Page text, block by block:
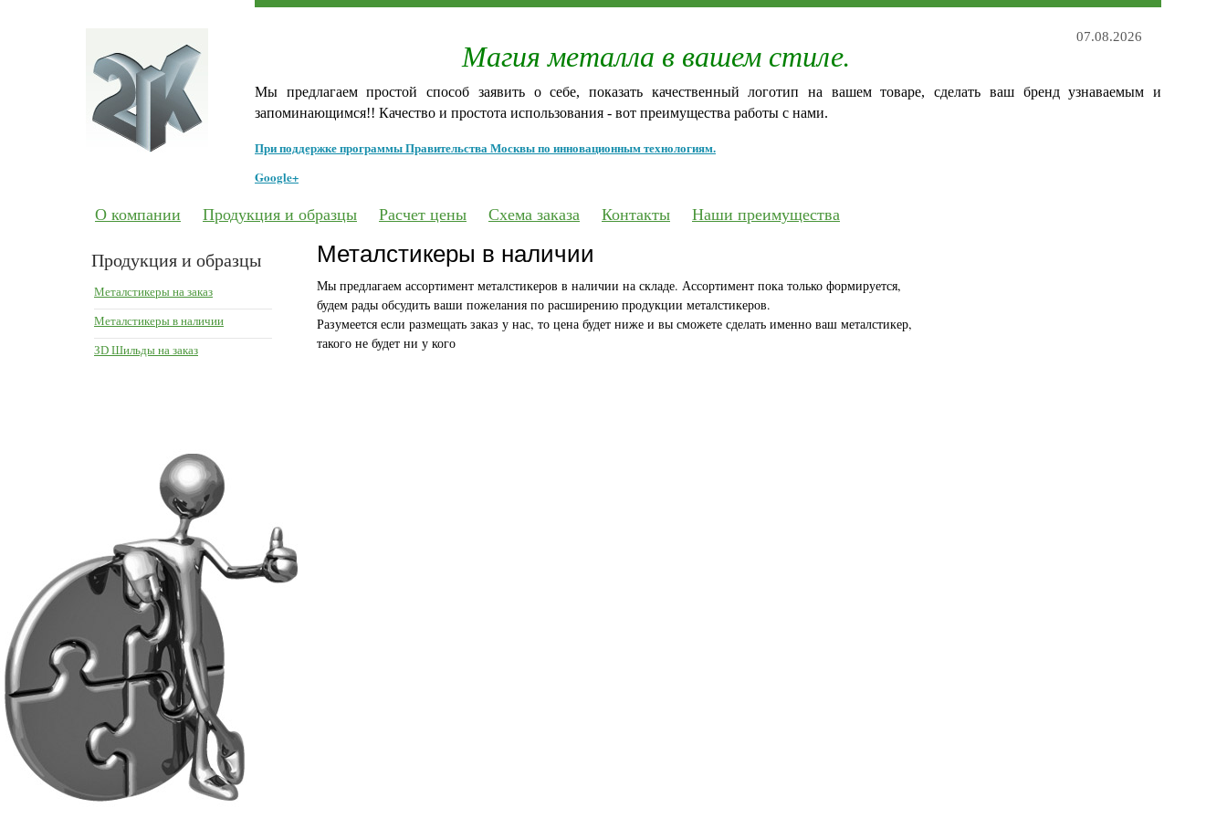
07.08.2026
Магия металла в вашем стиле.
Мы предлагаем простой способ заявить о себе, показать качественный логотип на вашем товаре, сделать ваш бренд узнаваемым и
запоминающимся!! Качество и простота использования - вот преимущества работы с нами.
При поддержке программы Правительства Москвы по инновационным технологиям.
Google+
О компании Продукция и образцы Расчет цены Схема заказа Контакты Наши преимущества
Продукция и образцы
Металстикеры на заказ
Металстикеры в наличии
ЗD Шильды на заказ
Металстикеры в наличии
Мы предлагаем ассортимент металстикеров в наличии на складе. Ассортимент пока только формируется,
будем рады обсудить ваши пожелания по расширению продукции металстикеров.
Разумеется если размещать заказ у нас, то цена будет ниже и вы сможете сделать именно ваш металстикер,
такого не будет ни у кого